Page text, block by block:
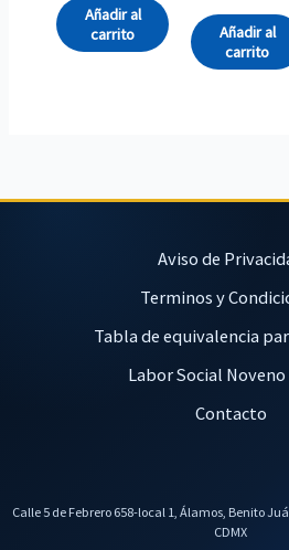
Añadir al
carrito
Añadir al
carrito
Aviso de
Terminos y
Tabla de equivalencia
Labor Social Noveno
Contacto
Calle 5 de Febrero 658-local 1, Álamos, Benito
CDMX